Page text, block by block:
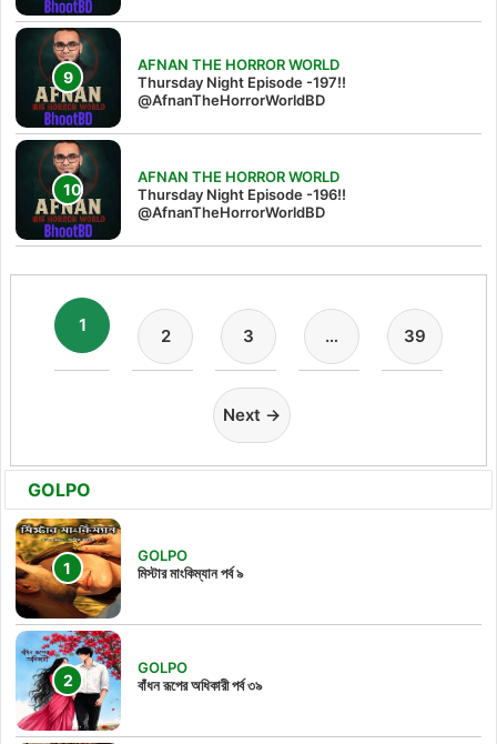
AFNAN THE HORROR WORLD
Thursday Night Episode -197!!‪
@AfnanTheHorrorWorldBD‬
AFNAN THE HORROR WORLD
Thursday Night Episode -196!!
@AfnanTheHorrorWorldBD
1
2 3 … 39
Next →
GOLPO
GOLPO
মিস্টার মাংকিম্যান পর্ব ৯
GOLPO
বাঁধন রূপের অধিকারী পর্ব ৩৯